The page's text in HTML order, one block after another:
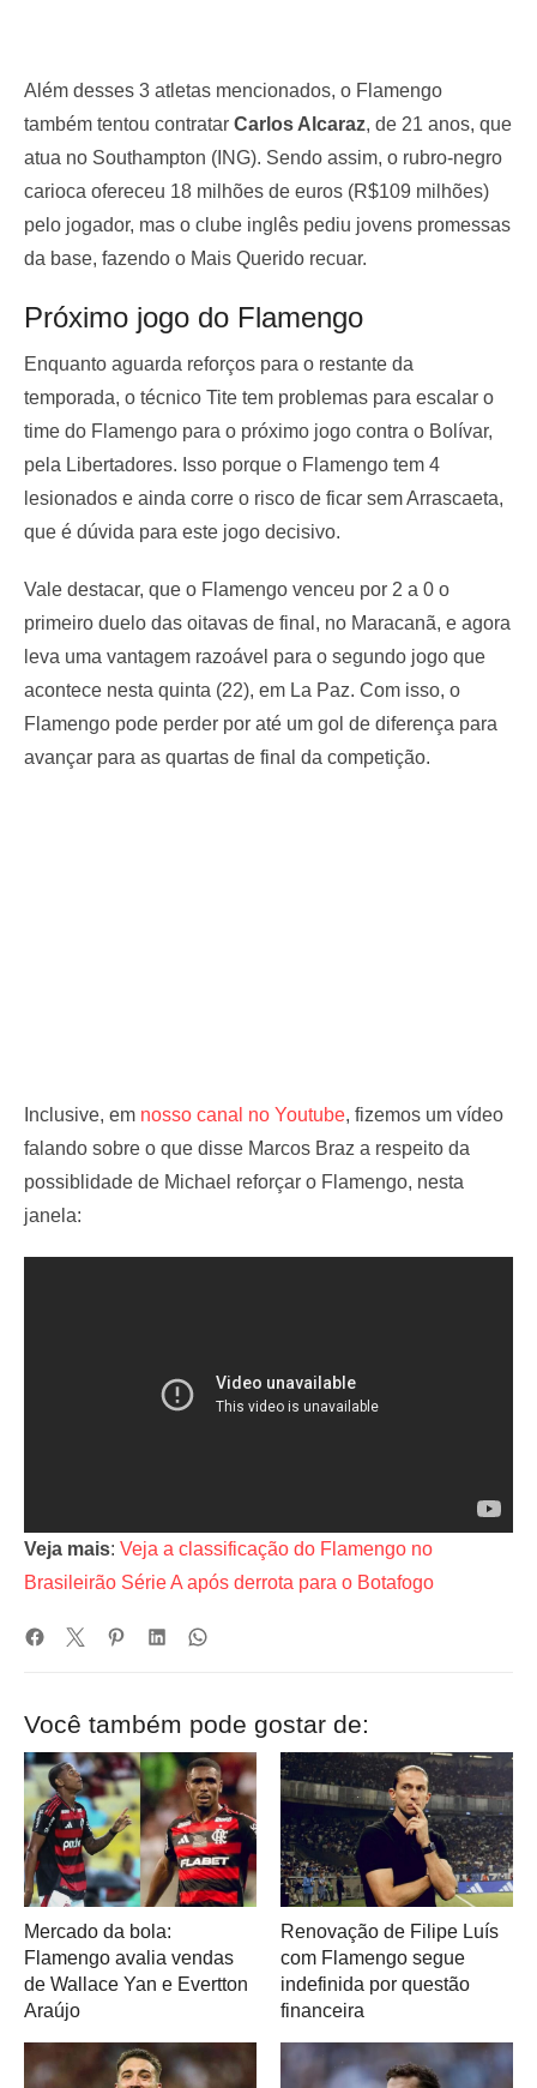
Além desses 3 atletas mencionados, o Flamengo
também tentou contratar Carlos Alcaraz, de 21 anos, que
atua no Southampton (ING). Sendo assim, o rubro-negro
carioca ofereceu 18 milhões de euros (R$109 milhões)
pelo jogador, mas o clube inglês pediu jovens promessas
da base, fazendo o Mais Querido recuar.
Próximo jogo do Flamengo
Enquanto aguarda reforços para o restante da
temporada, o técnico Tite tem problemas para escalar o
time do Flamengo para o próximo jogo contra o Bolívar,
pela Libertadores. Isso porque o Flamengo tem 4
lesionados e ainda corre o risco de ficar sem Arrascaeta,
que é dúvida para este jogo decisivo.
Vale destacar, que o Flamengo venceu por 2 a 0 o
primeiro duelo das oitavas de final, no Maracanã, e agora
leva uma vantagem razoável para o segundo jogo que
acontece nesta quinta (22), em La Paz. Com isso, o
Flamengo pode perder por até um gol de diferença para
avançar para as quartas de final da competição.
Inclusive, em nosso canal no Youtube, fizemos um vídeo
falando sobre o que disse Marcos Braz a respeito da
possiblidade de Michael reforçar o Flamengo, nesta
janela:
Veja mais: Veja a classificação do Flamengo no
Brasileirão Série A após derrota para o Botafogo
Você também pode gostar de:
Mercado da bola:
Flamengo avalia vendas
de Wallace Yan e Evertton
Araújo
Renovação de Filipe Luís
com Flamengo segue
indefinida por questão
financeira